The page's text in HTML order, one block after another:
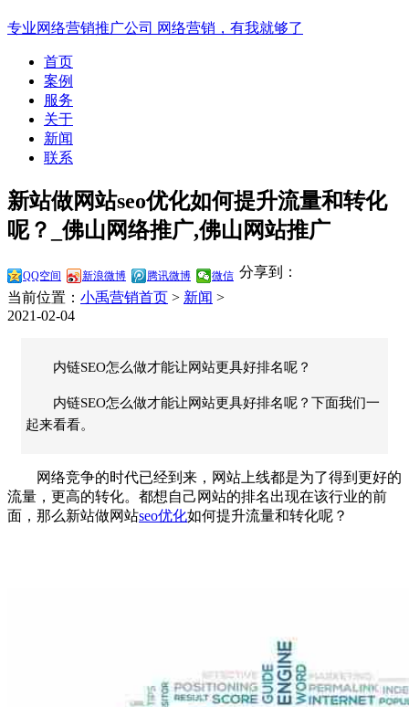
专业网络营销推广公司 网络营销，有我就够了
首页
案例
服务
关于
新闻
联系
新站做网站seo优化如何提升流量和转化
呢？_佛山网络推广,佛山网站推广
分享到：
QQ空间 新浪微博 腾讯微博 微信
当前位置： 小禹营销首页 > 新闻 >
2021-02-04
内链SEO怎么做才能让网站更具好排名呢？
内链SEO怎么做才能让网站更具好排名呢？下面我们一
起来看看。
网络竞争的时代已经到来，网站上线都是为了得到更好的
流量，更高的转化。都想自己网站的排名出现在该行业的前
面，那么新站做网站seo优化如何提升流量和转化呢？